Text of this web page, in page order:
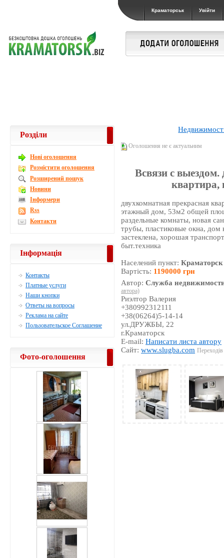
Краматорськ Увійти
Оголошення не є актуальним
Всвязи с
квартира,
двухкомнатная прекрасная
этажный дом, 53м2 общей
раздельные комнаты, новая
трубы, пластиковые окна, дом
застеклена, хорошая
быт.техника
Населений пункт:Краматорск
Вартість: 1190000 грн
Автор:Служба
автора)
Риэлтор Валерия
+380992312111
+38(06264)5-14-14
ул.ДРУЖБЫ, 22
г.Краматорск
E-mail:Написати листа автору
Сайт:www.slugba.com
Розділи
Новi оголошення
Розмістити оголошення
Розширений пошук
Новини
Інформери
Rss
Контакти
Інформація
Контакты
Платные услуги
Наши кнопки
Ответы на вопросы
Реклама на сайте
Пользовательское Соглашение
Фото-оголошення